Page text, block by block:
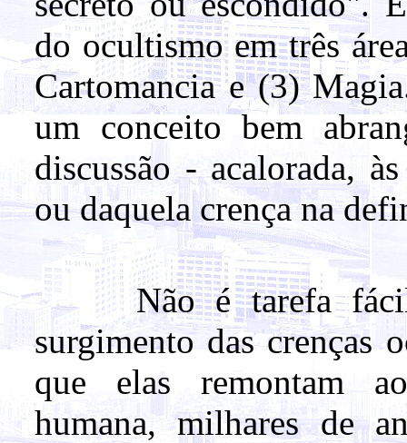
do ocultismo em três
Cartomancia e (3)
um conceito bem
discussão - acalorada,
ou daquela crença na
Não é tarefa fácil
surgimento das crenças
que elas remontam
humana, milhares de